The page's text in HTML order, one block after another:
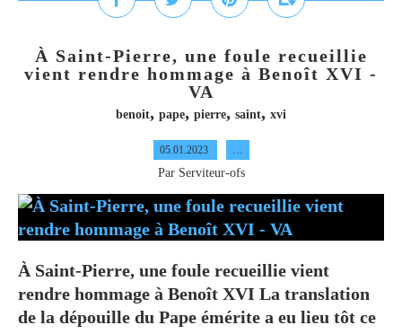
À Saint-Pierre, une foule recueillie
vient rendre hommage à Benoît XVI -
VA
benoit, pape, pierre, saint, xvi
05.01.2023 …
Par Serviteur-ofs
À Saint-Pierre, une foule recueillie vient
rendre hommage à Benoît XVI La translation
de la dépouille du Pape émérite a eu lieu tôt ce